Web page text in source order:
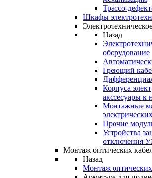
Трассо-
Шкафы
Назад
оборудование
Греющий
Корпуса
акссесуары к
Монтажные
Прочие
Устройства
отключения
Монтаж оптических
Назад
Монтаж оптических